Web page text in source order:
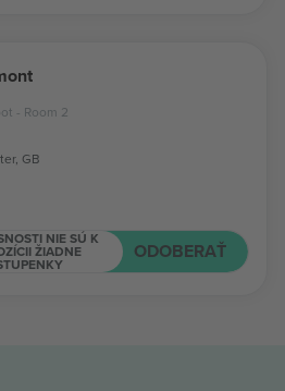
- Room 2
GB
NIE SÚ K
ŽIADNE ODOBERAŤ